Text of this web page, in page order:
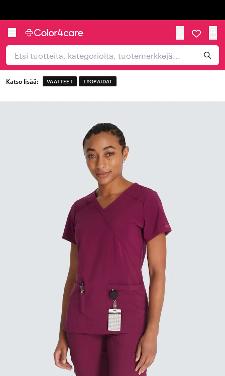
Katso lisää: VAATTEET TYÖPAIDAT